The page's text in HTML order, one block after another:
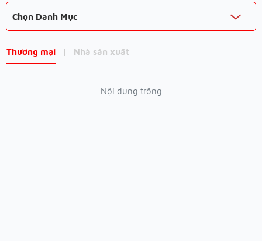
Chọn Danh Mục
Thương mại | Nhà sản xuất
Nội dung trống